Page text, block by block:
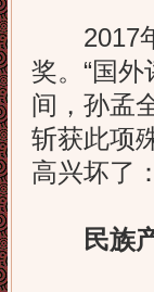
2017年
奖。“国
间，孙孟
斩获此项
高兴坏了
民族产